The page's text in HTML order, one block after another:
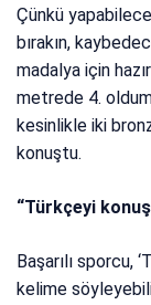
Çünkü
bırakın,
madalya için
metrede 4.
kesinlikle iki
konuştu.
“Türkçeyi
Başarılı sporcu,
kelime